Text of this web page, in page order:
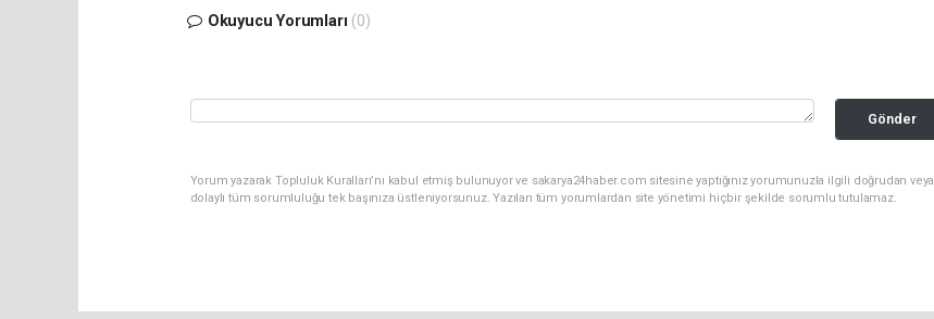
Okuyucu Yorumları (0)
Gönder
Yorum yazarak Topluluk Kuralları’nı kabul etmiş bulunuyor ve sakarya24haber.com sitesine yaptığınız yorumunuzla ilgili doğrudan veya
dolaylı tüm sorumluluğu tek başınıza üstleniyorsunuz. Yazılan tüm yorumlardan site yönetimi hiçbir şekilde sorumlu tutulamaz.